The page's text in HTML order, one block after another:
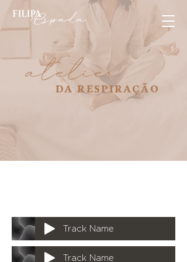
atelier
DA RESPIRAÇÃO
Track Name
Track Name